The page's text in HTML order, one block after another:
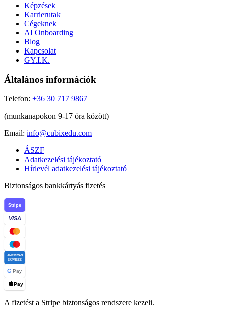
Képzések
Karrierutak
Cégeknek
AI Onboarding
Blog
Kapcsolat
GY.I.K.
Általános információk
Telefon: +36 30 717 9867
(munkanapokon 9-17 óra között)
Email: info@cubixedu.com
ÁSZF
Adatkezelési tájékoztató
Hírlevél adatkezelési tájékoztató
Biztonságos bankkártyás fizetés
Stripe
VISA
AMERICAN
EXPRESS
G Pay
Pay
A fizetést a Stripe biztonságos rendszere kezeli.